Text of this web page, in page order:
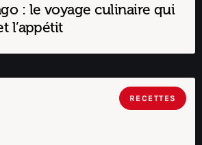
: le voyage culinaire qui
l’appétit
RECETTES